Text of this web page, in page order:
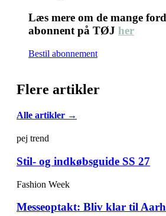
Læs mere om de mange
abonnent på TØJ her
Bestil abonnement
Flere artikler
Alle artikler →
pej trend
Stil- og indkøbsguide SS 27
Fashion Week
Messeoptakt: Bliv klar til